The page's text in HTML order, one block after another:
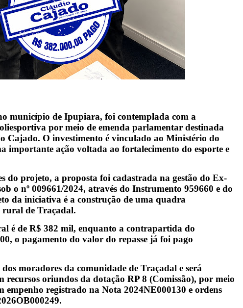
município de Ipupiara, foi contemplada com a
por meio de emenda parlamentar destinada
Cajado. O investimento é vinculado ao Ministério do
importante ação voltada ao fortalecimento do esporte e
do projeto, a proposta foi cadastrada na gestão do Ex-
o nº 009661/2024, através do Instrumento 959660 e do
da iniciativa é a construção de uma quadra
de Traçadal.
é de R$ 382 mil, enquanto a contrapartida do
o pagamento do valor do repasse já foi pago
moradores da comunidade de Traçadal e será
recursos oriundos da dotação RP 8 (Comissão), por meio
empenho registrado na Nota 2024NE000130 e ordens